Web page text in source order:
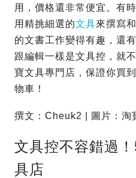
用，價格還非常便宜。有
用精挑細選的文具來撰寫
的文書工作變得有趣，還
跟編輯一樣是文具控，就
寶文具專門店，保證你買
物車！
撰文：Cheuk2 | 圖片：淘
文具控不容錯過
具店